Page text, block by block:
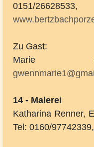
0151/26628533,
Zu Gast:
Marie
14 - Malerei
Katharina Renner,
Tel: 0160/97742339,